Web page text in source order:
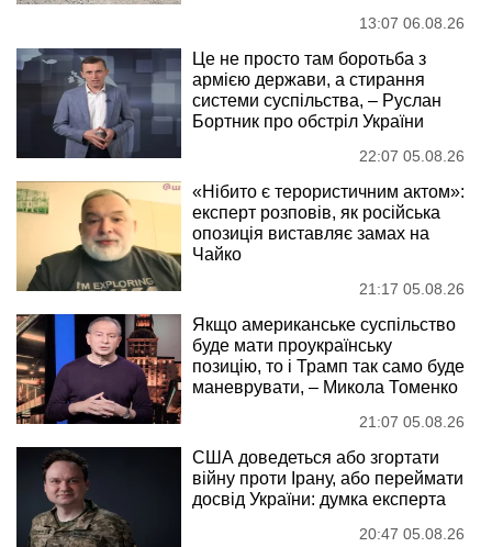
13:07 06.08.26
Це не просто там боротьба з
армією держави, а стирання
системи суспільства, – Руслан
Бортник про обстріл України
22:07 05.08.26
«Нібито є терористичним актом»:
експерт розповів, як російська
опозиція виставляє замах на
Чайко
21:17 05.08.26
Якщо американське суспільство
буде мати проукраїнську
позицію, то і Трамп так само буде
маневрувати, – Микола Томенко
21:07 05.08.26
США доведеться або згортати
війну проти Ірану, або переймати
досвід України: думка експерта
20:47 05.08.26